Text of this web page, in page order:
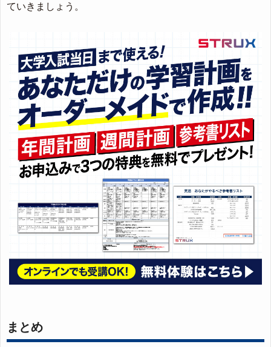
ていきましょう。
まとめ